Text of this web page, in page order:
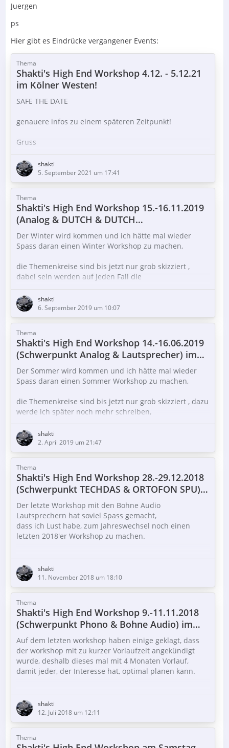
Juergen
ps
Hier gibt es Eindrücke vergangener Events:
Thema
Shakti's High End Workshop 4.12. - 5.12.21
im Kölner Westen!
SAFE THE DATE
genauere infos zu einem späteren Zeitpunkt!
Gruss
Juergenshakti
5. September 2021 um 17:41
Thema
Shakti's High End Workshop 15.-16.11.2019
(Analog & DUTCH & DUTCH
AktivLautsprecher) im Kölner Westen
Der Winter wird kommen und ich hätte mal wieder
Spass daran einen Winter Workshop zu machen,
die Themenkreise sind bis jetzt nur grob skizziert ,
dabei sein werden auf jeden Fall die
DUTCH & DUTCH Aktiv Lautsprecher
weiteres dann später, werde auf den westdeutschen
Hifi Tagen sein, mal schauen, was sich noch ergibt.
Wichtig ist mir im Moment, dass der Termin feststeht
und dass diejenigen, die ein Hotel benötigen, noch die
…
shakti
6. September 2019 um 10:07
Thema
Shakti's High End Workshop 14.-16.06.2019
(Schwerpunkt Analog & Lautsprecher) im
Kölner Westen!
Der Sommer wird kommen und ich hätte mal wieder
Spass daran einen Sommer Workshop zu machen,
die Themenkreise sind bis jetzt nur grob skizziert , dazu
werde ich später noch mehr schreiben,
wichtig ist mir, dass der Termin feststeht und dass
diejenigen, die ein Hotel benötigen, noch die
Möglichkeit finden, eines in der Nähe zu finden.
Aktuell würde der Termin wie folgt aussehen:
Freitag, 14.06.2019 :
anschliessend mit denAufbauen
angereisten zusammen was essen/trinken…
shakti
2. April 2019 um 21:47
Thema
Shakti's High End Workshop 28.-29.12.2018
(Schwerpunkt TECHDAS & ORTOFON SPU)
im Kölner Westen!
Der letzte Workshop mit den Bohne Audio
Lautsprechern hat soviel Spass gemacht,
dass ich Lust habe, zum Jahreswechsel noch einen
letzten 2018'er Workshop zu machen.
Bis dahin sollte ich noch den TechDAS Airforce V Dreher
geliefert bekommen haben,
so dass die beiden Plattenspieler das Hauptthema sein
werden.
Fuer mich sind die TechDAS Plattenspieler im besten
Sinne Werkzeuge, die sich selber, so weit als möglich
aus dem Geschehen herausnehmen, insofern habe ich
mir überlegt, dass man die TechDAS…
shakti
11. November 2018 um 18:10
Thema
Shakti's High End Workshop 9.-11.11.2018
(Schwerpunkt Phono & Bohne Audio) im
Kölner Westen!
Auf dem letzten workshop haben einige geklagt, dass
der workshop mit zu kurzer Vorlaufzeit angekündigt
wurde, deshalb dieses mal mit 4 Monaten Vorlauf,
damit jeder, der Interesse hat, optimal planen kann.
Was habe ich dieses mal vor:
Aufbau
shakti
12. Juli 2018 um 12:11
Thema